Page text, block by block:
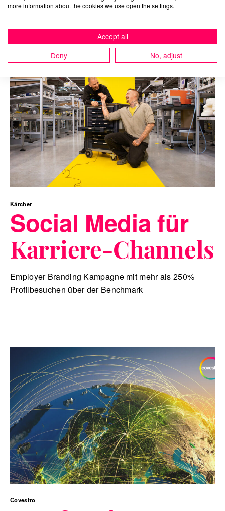
Cases
Kärcher
Social Media für
Karriere-Channels
Employer Branding Kampagne mit mehr als 250%
Profilbesuchen über der Benchmark
Covestro
more information about the cookies we use open the settings.
Accept all
Deny
No, adjust